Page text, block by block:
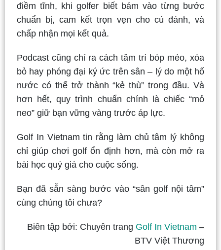
điềm tĩnh, khi golfer biết bám vào từng bước
chuẩn bị, cam kết trọn vẹn cho cú đánh, và
chấp nhận mọi kết quả.
Podcast cũng chỉ ra cách tâm trí bóp méo, xóa
bỏ hay phóng đại ký ức trên sân – lý do một hố
nước có thể trở thành “kẻ thù” trong đầu. Và
hơn hết, quy trình chuẩn chính là chiếc “mỏ
neo” giữ bạn vững vàng trước áp lực.
Golf In Vietnam tin rằng làm chủ tâm lý không
chỉ giúp chơi golf ổn định hơn, mà còn mở ra
bài học quý giá cho cuộc sống.
Bạn đã sẵn sàng bước vào “sân golf nội tâm”
cùng chúng tôi chưa?
Biên tập bởi: Chuyên trang Golf In Vietnam –
BTV Việt Thương